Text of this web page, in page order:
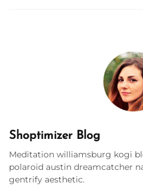
Shoptimizer Blog
Meditation williamsburg kogi
polaroid austin dreamcatcher
gentrify aesthetic.